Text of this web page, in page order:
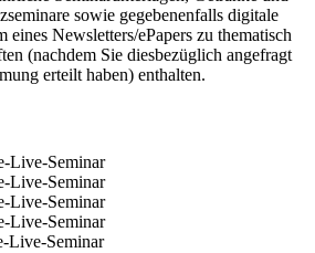
sowie gegebenenfalls digitale
eines Newsletters/ePapers zu thematisch
(nachdem Sie diesbezüglich angefragt
erteilt haben) enthalten.
Live-Seminar
Live-Seminar
Live-Seminar
Live-Seminar
Live-Seminar